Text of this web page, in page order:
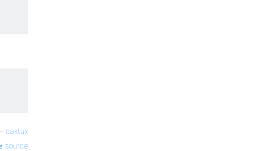
caktux
source